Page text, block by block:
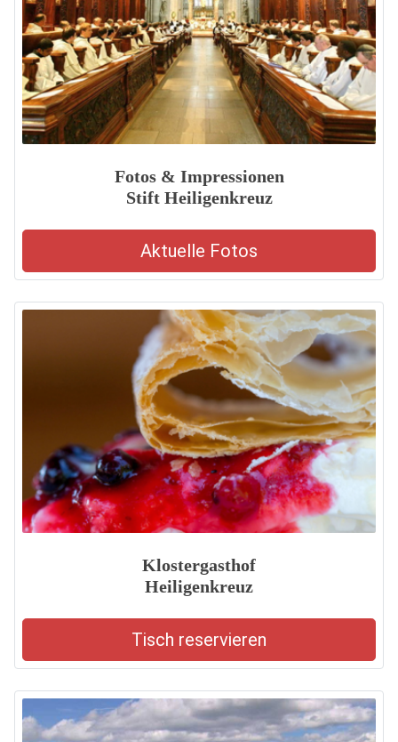
Fotos & Impressionen
Stift Heiligenkreuz
Aktuelle Fotos
Klostergasthof
Heiligenkreuz
Tisch reservieren